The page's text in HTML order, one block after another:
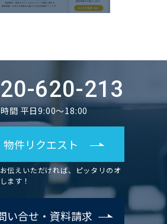
620-213
間 平日9:00～18:00
物件リクエスト
伝えいただければ、ピッタリのオ
ます！
い合せ・資料請求